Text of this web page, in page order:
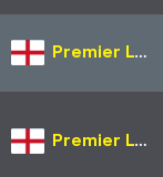
Premier League
Premier League